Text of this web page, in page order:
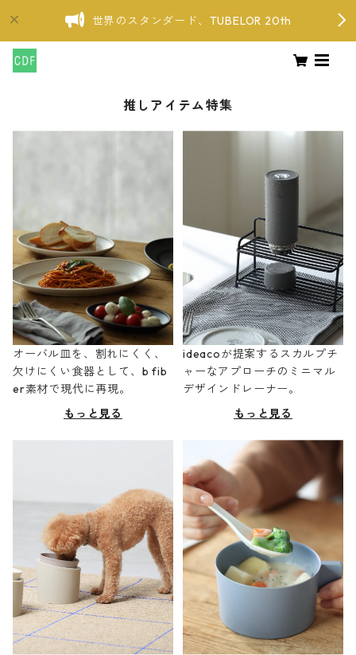
世界のスタンダード、TUBELOR 20th
推しアイテム特集
オーバル皿を、割れにくく、
欠けにくい食器として、b fib
er素材で現代に再現。
もっと見る
ideacoが提案するスカルプチ
ャーなアプローチのミニマル
デザインドレーナー。
もっと見る